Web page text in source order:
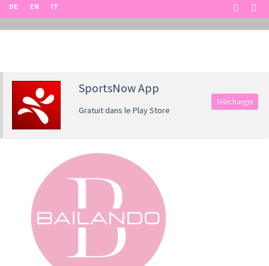
DE EN IT
SportsNow App
Gratuit dans le Play Store
Télécharger